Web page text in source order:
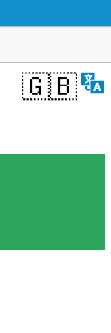
🇬🇧